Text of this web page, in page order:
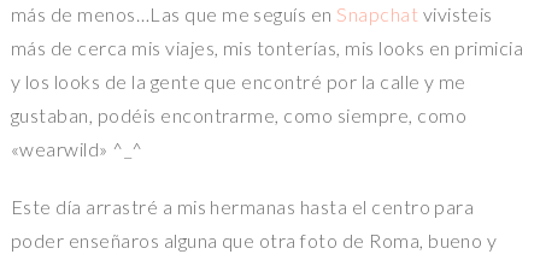
más de menos…Las que me seguís en Snapchat vivisteis
más de cerca mis viajes, mis tonterías, mis looks en primicia
y los looks de la gente que encontré por la calle y me
gustaban, podéis encontrarme, como siempre, como
«wearwild» ^_^
Este día arrastré a mis hermanas hasta el centro para
poder enseñaros alguna que otra foto de Roma, bueno y